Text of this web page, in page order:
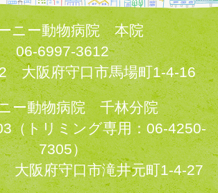
ニー動物病院 本院
06-6997-3612
大阪府守口市馬場町1-4-16
ー動物病院 千林分院
（トリミング専用：06-4250-
7305）
大阪府守口市滝井元町1-4-27